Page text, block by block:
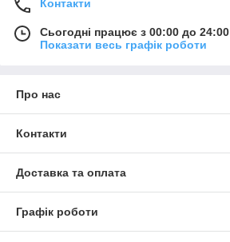
Контакти
Сьогодні працює з 00:00 до 24:00
Показати весь графік роботи
Про нас
Контакти
Доставка та оплата
Графік роботи